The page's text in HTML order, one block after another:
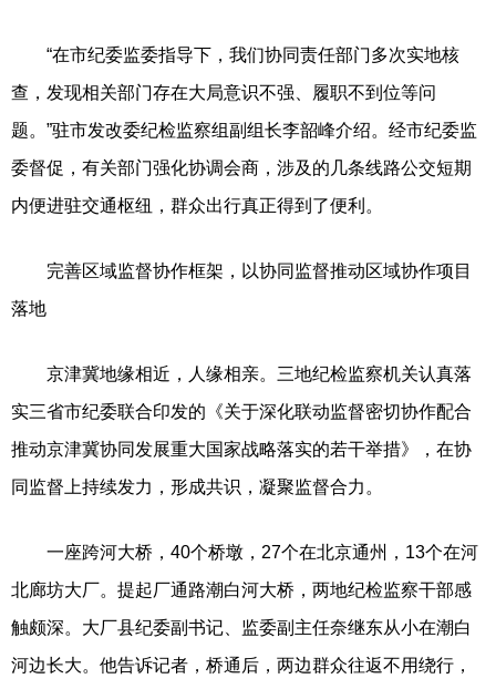
“在市纪委监委指导下，我们协同责任部门多次实地核
查，发现相关部门存在大局意识不强、履职不到位等问
题。”驻市发改委纪检监察组副组长李韶峰介绍。经市纪委监
委督促，有关部门强化协调会商，涉及的几条线路公交短期
内便进驻交通枢纽，群众出行真正得到了便利。
完善区域监督协作框架，以协同监督推动区域协作项目
落地
京津冀地缘相近，人缘相亲。三地纪检监察机关认真落
实三省市纪委联合印发的《关于深化联动监督密切协作配合
推动京津冀协同发展重大国家战略落实的若干举措》，在协
同监督上持续发力，形成共识，凝聚监督合力。
一座跨河大桥，40个桥墩，27个在北京通州，13个在河
北廊坊大厂。提起厂通路潮白河大桥，两地纪检监察干部感
触颇深。大厂县纪委副书记、监委副主任奈继东从小在潮白
河边长大。他告诉记者，桥通后，两边群众往返不用绕行，